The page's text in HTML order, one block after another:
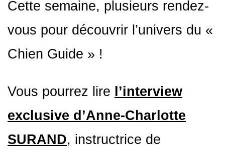
Cette semaine, plusieurs rendez-
vous pour découvrir l’univers du «
Chien Guide » !
Vous pourrez lire l’interview
exclusive d’Anne-Charlotte
SURAND, instructrice de